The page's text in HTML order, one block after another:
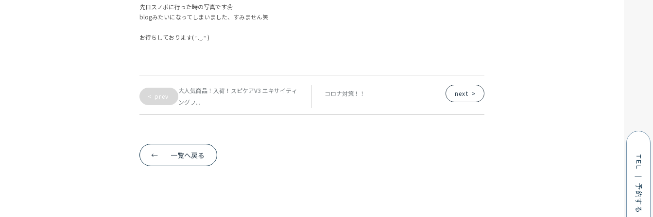
TEL ｜ 予約する
先日スノボに行った時の写真です☃︎
blogみたいになってしまいました、すみません笑
お待ちしております( ᐢ. ̫ .ᐢ )
< prev
大人気商品！入荷！スピケアV3 エキサイティ
ングフ...
コロナ対策！！ next >
← 一覧へ戻る